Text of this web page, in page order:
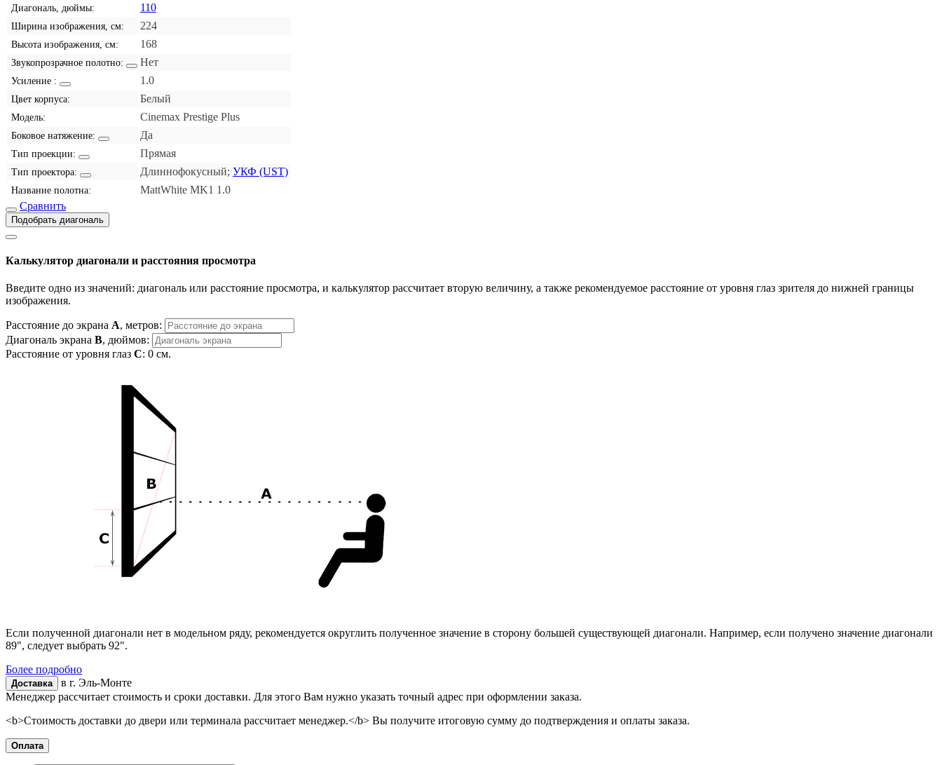
Диагональ, дюймы: 110
Ширина изображения, см: 224
Высота изображения, см: 168
Звукопрозрачное полотно: Нет
Усиление : 1.0
Цвет корпуса: Белый
Модель: Cinemax Prestige Plus
Боковое натяжение: Да
Тип проекции: Прямая
Тип проектора: Длиннофокусный; УКФ (UST)
Название полотна:
MattWhite MK1 1.0
Сравнить
Подобрать диагональ
Калькулятор диагонали и расстояния просмотра
Введите одно из значений: диагональ или расстояние просмотра, и калькулятор рассчитает вторую величину, а также рекомендуемое расстояние от уровня глаз зрителя до нижней границы
изображения.
Расстояние до экрана A, метров:
Диагональ экрана B, дюймов:
Расстояние от уровня глаз C: 0 см.
Если полученной диагонали нет в модельном ряду, рекомендуется округлить полученное значение в сторону большей существующей диагонали. Например, если получено значение диагонали
89", следует выбрать 92".
Более подробно
Доставка в г. Эль-Монте
Менеджер рассчитает стоимость и сроки доставки. Для этого Вам нужно указать точный адрес при оформлении заказа.
<b>Стоимость доставки до двери или терминала рассчитает менеджер.</b> Вы получите итоговую сумму до подтверждения и оплаты заказа.
Оплата